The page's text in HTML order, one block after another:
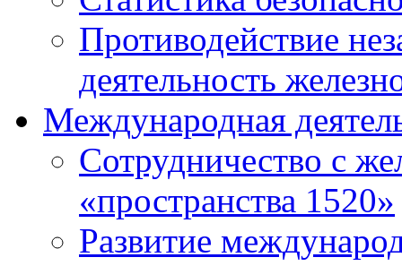
Противодействие
деятельность
Международная
Сотрудничество с
«пространства 1520»
Развитие